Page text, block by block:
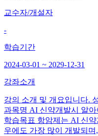
교수자/개설자
-
학습기간
2024-03-01 ~ 2029-12-31
강좌소개
강의 소개 및 개요입니다.
과목명 AI 신약개발시 알
학습목표 항암제는 AI 신
우에도 가장 많이 개발되